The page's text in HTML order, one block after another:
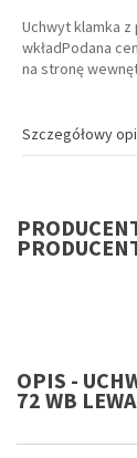
Uchwyt klamka z
wkładPodana
na stronę
Szczegółowy
OPIS -
72 WB